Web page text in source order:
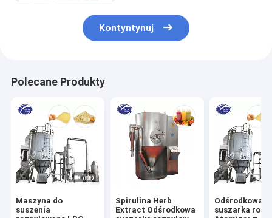
Kontyntynuj
Polecane Produkty
Maszyna do
suszenia
Spirulina Herb
Extract Odśrodkowa
Odśrodkowa
suszarka